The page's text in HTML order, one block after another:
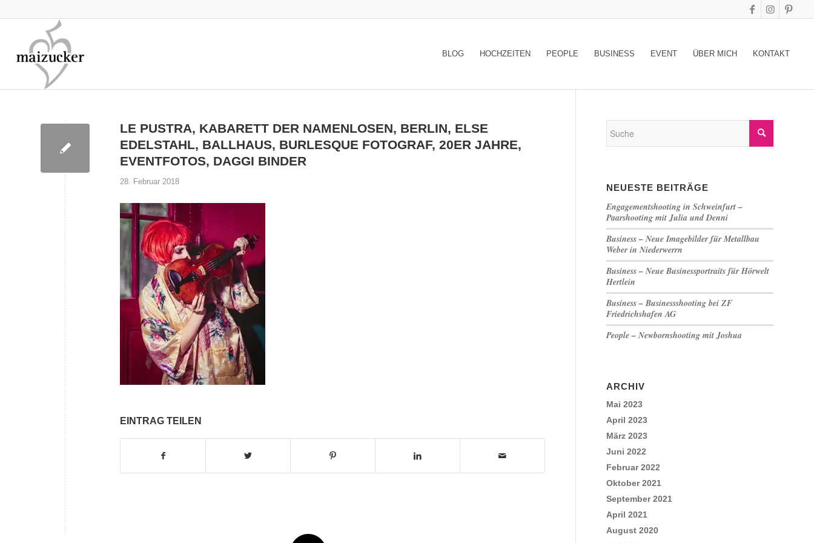
BLOG HOCHZEITEN PEOPLE BUSINESS EVENT ÜBER MICH KONTAKT
LE PUSTRA, KABARETT DER NAMENLOSEN, BERLIN, ELSE
EDELSTAHL, BALLHAUS, BURLESQUE FOTOGRAF, 20ER JAHRE,
EVENTFOTOS, DAGGI BINDER
28. Februar 2018
EINTRAG TEILEN
NEUESTE BEITRÄGE
Engagementshooting in Schweinfurt –
Paarshooting mit Julia und Denni
Business – Neue Imagebilder für Metallbau
Weber in Niederwerrn
Business – Neue Businessportraits für Hörwelt
Hertlein
Business – Businessshooting bei ZF
Friedrichshafen AG
People – Newbornshooting mit Joshua
ARCHIV
Mai 2023
April 2023
März 2023
Juni 2022
Februar 2022
Oktober 2021
September 2021
April 2021
August 2020